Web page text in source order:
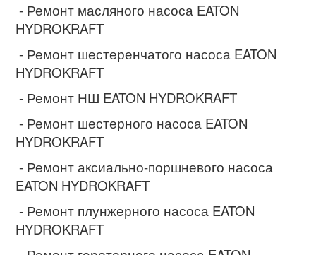
- Ремонт масляного насоса EATON
HYDROKRAFT
- Ремонт шестеренчатого насоса EATON
HYDROKRAFT
- Ремонт НШ EATON HYDROKRAFT
- Ремонт шестерного насоса EATON
HYDROKRAFT
- Ремонт аксиально-поршневого насоса
EATON HYDROKRAFT
- Ремонт плунжерного насоса EATON
HYDROKRAFT